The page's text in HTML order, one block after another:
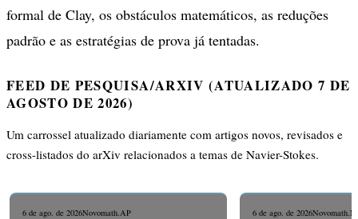
formal de Clay, os obstáculos matemáticos, as reduções
padrão e as estratégias de prova já tentadas.
FEED DE PESQUISA/ARXIV (ATUALIZADO 7 DE
AGOSTO DE 2026)
Um carrossel atualizado diariamente com artigos novos, revisados e
cross-listados do arXiv relacionados a temas de Navier-Stokes.
6 de ago. de 2026Novomath.AP 6 de ago. de 2026Novo